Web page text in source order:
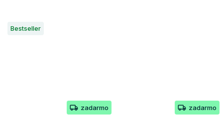
Bestseller
zadarmo
zadarmo